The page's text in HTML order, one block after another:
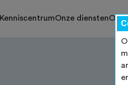
KenniscentrumOnze dienstenOns